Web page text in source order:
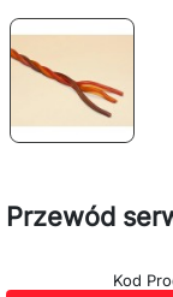
Przewód
Kod